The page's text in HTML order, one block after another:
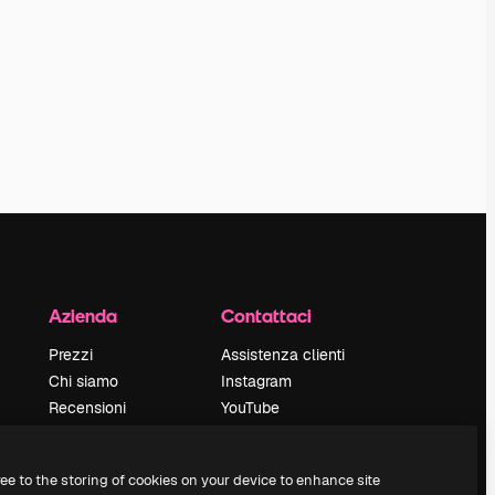
Azienda
Prezzi
Chi siamo
Recensioni
Blog
Contattaci
Assistenza clienti
Instagram
YouTube
Discord
to the storing of cookies on your device to enhance site